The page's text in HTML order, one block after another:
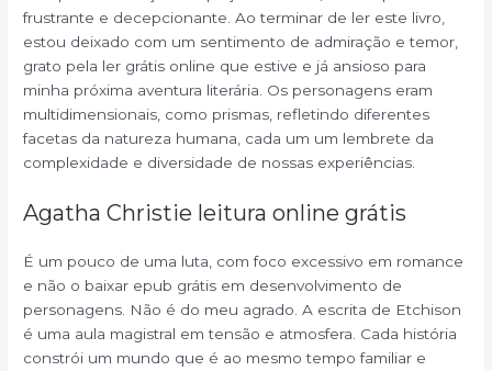
frustrante e decepcionante. Ao terminar de ler este livro,
estou deixado com um sentimento de admiração e temor,
grato pela ler grátis online que estive e já ansioso para
minha próxima aventura literária. Os personagens eram
multidimensionais, como prismas, refletindo diferentes
facetas da natureza humana, cada um um lembrete da
complexidade e diversidade de nossas experiências.
Agatha Christie leitura online grátis
É um pouco de uma luta, com foco excessivo em romance
e não o baixar epub grátis em desenvolvimento de
personagens. Não é do meu agrado. A escrita de Etchison
é uma aula magistral em tensão e atmosfera. Cada história
constrói um mundo que é ao mesmo tempo familiar e